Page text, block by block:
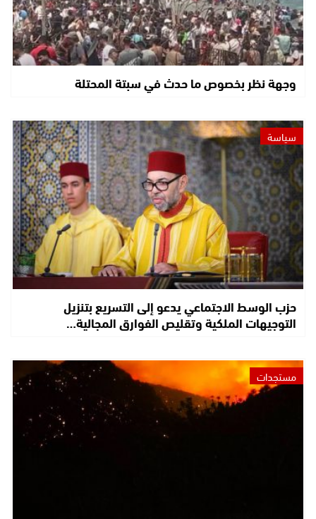
وجهة نظر بخصوص ما حدث في سبتة المحتلة
سياسة
حزب الوسط الاجتماعي يدعو إلى التسريع بتنزيل
التوجيهات الملكية وتقليص الفوارق المجالية…
مستجدات